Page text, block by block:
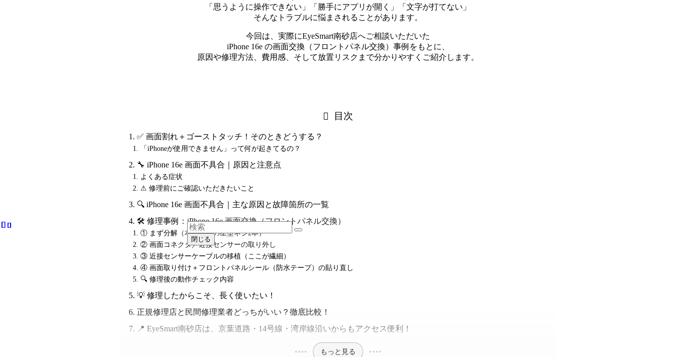
「思うように操作できない」「勝手にアプリが開く」「文字が打てない」
そんなトラブルに悩まされることがあります。
今回は、実際にEyeSmart南砂店へご相談いただいた
iPhone 16e の画面交換（フロントパネル交換）事例をもとに、
原因や修理方法、費用感、そして放置リスクまで分かりやすくご紹介します。
目次
✅ 画面割れ＋ゴーストタッチ！そのときどうする？
「iPhoneが使用できません」って何が起きてるの？
🔧 iPhone 16e 画面不具合｜原因と注意点
よくある症状
⚠ 修理前にご確認いただきたいこと
🔍 iPhone 16e 画面不具合｜主な原因と故障箇所の一覧
🛠 修理事例：iPhone 16e 画面交換（フロントパネル交換）
① まず分解（本体下部の星型ネジ2本）
② 画面コネクタ／近接センサーの取り外し
③ 近接センサーケーブルの移植（ここが繊細）
④ 画面取り付け＋フロントパネルシール（防水テープ）の貼り直し
🔍 修理後の動作チェック内容
💡 修理したからこそ、長く使いたい！
正規修理店と民間修理業者どっちがいい？徹底比較！
📍 EyeSmart南砂店は、京葉道路・14号線・湾岸線沿いからもアクセス便利！
もっと見る
閉じる